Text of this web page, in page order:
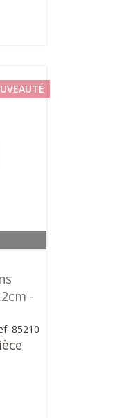
-
85210